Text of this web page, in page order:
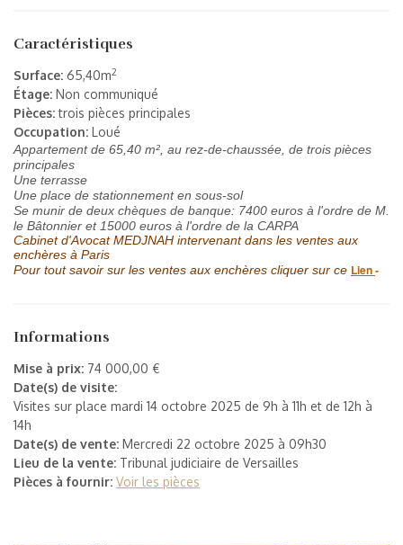
Caractéristiques
Surface: 65,40m2
Étage: Non communiqué
Pièces:trois pièces principales
Occupation: Loué
Appartement de 65,40 m², au rez-de-chaussée, de trois pièces
principales
Une terrasse
Une place de stationnementen sous-sol
Se munir de deux chèques de banque: 7400 euros à l'ordre de M.
le Bâtonnier et 15000 euros à l'ordre de la CARPA
Cabinet d'Avocat MEDJNAH intervenant dans les ventes aux
enchères à Paris
Pour tout savoir sur les ventes aux enchères cliquer sur ce Lien-
Informations
Mise à prix: 74 000,00 €
Date(s) de visite:
Visites sur place mardi 14 octobre 2025 de 9h à 11h et de 12h à
14h
Date(s) de vente: Mercredi 22 octobre 2025 à 09h30
Lieu de la vente: Tribunal judiciaire de Versailles
Pièces à fournir: Voir les pièces